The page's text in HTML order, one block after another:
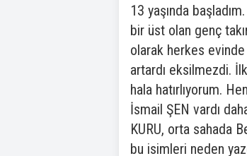
13 yaşında
bir üst olan genç
olarak herkes
artardı eksilmezdi. İlk
hala hatırlıyorum.
İsmail ŞEN vardı
KURU, orta sahada
bu isimleri neden